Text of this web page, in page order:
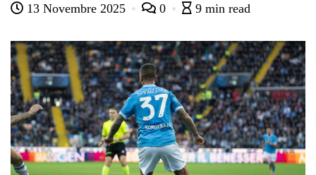
bo
ok
tte
r
ts
A
pp
gr
a
m
ed
In
di
vi
di
13 Novembre 2025 0 9 min read